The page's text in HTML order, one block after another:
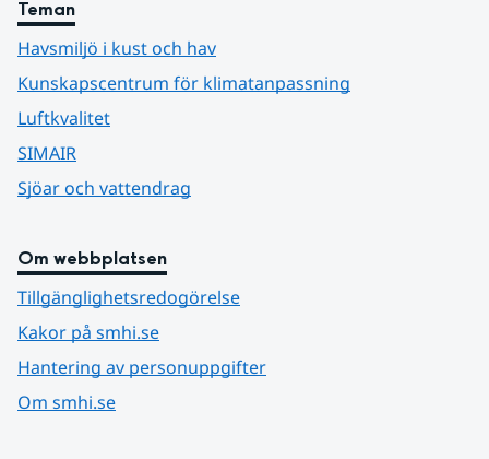
Teman
Havsmiljö i kust och hav
Kunskapscentrum för klimatanpassning
Luftkvalitet
SIMAIR
Sjöar och vattendrag
Om webbplatsen
Tillgänglighetsredogörelse
Kakor på smhi.se
Hantering av personuppgifter
Om smhi.se